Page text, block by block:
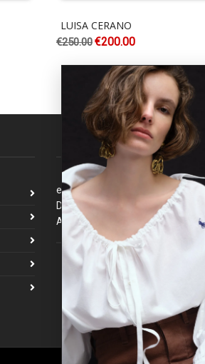
LUISA CERANO
€250.00€200.00
Klientų aptarnavimas
Darbo laikas: I-V 8:00-17:00
Atsakymas per 1-3 darbo dienas
Mus galite rasti